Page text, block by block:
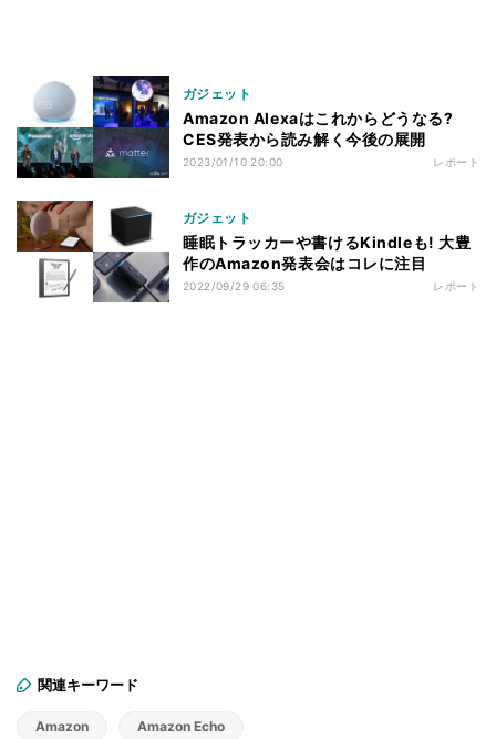
ガジェット
Amazon Alexaはこれからどうなる?
CES発表から読み解く今後の展開
2023/01/10 20:00 レポート
ガジェット
睡眠トラッカーや書けるKindleも! 大豊
作のAmazon発表会はコレに注目
2022/09/29 06:35 レポート
関連キーワード
Amazon Amazon Echo